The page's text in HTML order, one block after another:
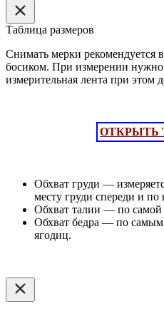
Таблица размеров
Снимать мерки рекомендуется
босиком. При измерении
измерительная лента при этом
ОТКРЫТЬ
Обхват груди —
месту груди спереди и
Обхват талии — по самой
Обхват бедра — по
ягодиц.